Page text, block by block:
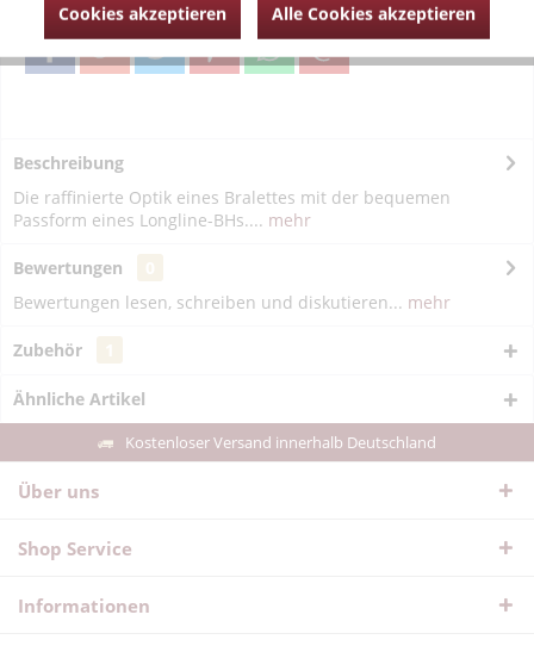
Beschreibung
Die raffinierte Optik eines Bralettes mit der bequemen
Passform eines Longline-BHs.... mehr
Bewertungen
Bewertungen lesen, schreiben und diskutieren... mehr
Zubehör
Ähnliche Artikel
Kostenloser Versand innerhalb Deutschland
Über uns
Shop Service
Informationen
Cookies akzeptieren Alle Cookies akzeptieren